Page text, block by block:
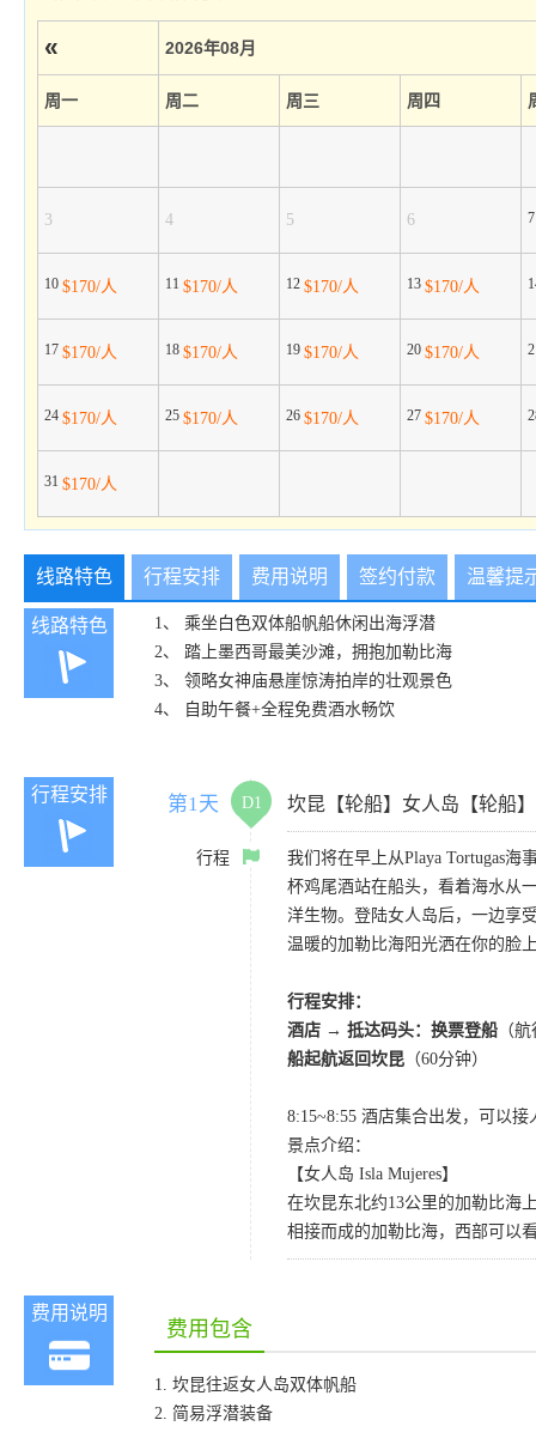
« 2026年08月
周一 周二 周三 周四
3 4 5 6
10 $170/人 11 $170/人 12 $170/人 13 $170/人
17 $170/人 18 $170/人 19 $170/人 20 $170/人
24 $170/人 25 $170/人 26 $170/人 27 $170/人
31 $170/人
线路特色 行程安排 费用说明 签约付款 温馨提
线路特色
1、 乘坐白色双体船帆船休闲出海浮潜
2、 踏上墨西哥最美沙滩，拥抱加勒比海
3、 领略女神庙悬崖惊涛拍岸的壮观景色
4、 自助午餐+全程免费酒水畅饮
行程安排 第1天 D1 坎昆【轮船】女人岛【轮船
行程
我们将在早上从Playa Tortugas
杯鸡尾酒站在船头，看着海水从
洋生物。登陆女人岛后，一边享
温暖的加勒比海阳光洒在你的脸
行程安排：
酒店 → 抵达码头：换票登船 （
船起航返回坎昆 （60分钟）
8:15~8:55 酒店集合出发，可以
景点介绍：
【女人岛 Isla Mujeres】
在坎昆东北约13公里的加勒比海
相接而成的加勒比海，西部可以
费用说明
费用包含
1. 坎昆往返女人岛双体帆船
2. 简易浮潜装备